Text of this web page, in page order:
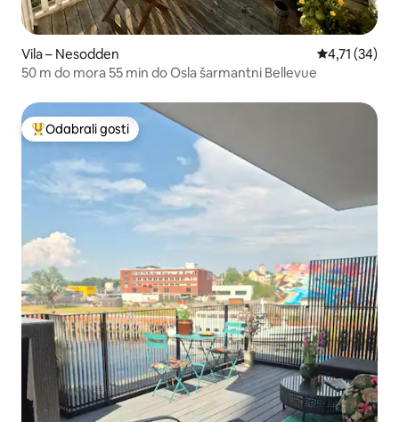
Vila – Nesodden Prosječna
4,71 (34)
50 m do mora 55 min do Osla šarmantni Bellevue
Među najviše rangiranima s oznakom „Odabrali gosti”
Odabrali gosti